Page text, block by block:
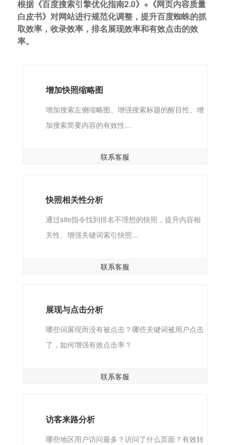
根据《百度搜索引擎优化指南2.0》+《网页内容质量
白皮书》对网站进行规范化调整，提升百度蜘蛛的抓
取效率，收录效率，排名展现效率和有效点击的效
率。
增加快照缩略图
增加搜索左侧缩略图、增强搜索标题的醒目性、增
加搜索简要内容的有效性...
联系客服
快照相关性分析
通过site指令找到排名不理想的快照，提升内容相
关性、增强关键词索引快照...
联系客服
展现与点击分析
哪些词展现而没有被点击？哪些关键词被用户点击
了，如何增强有效点击率？
联系客服
访客来路分析
哪些地区用户访问最多？访问了什么页面？有效转